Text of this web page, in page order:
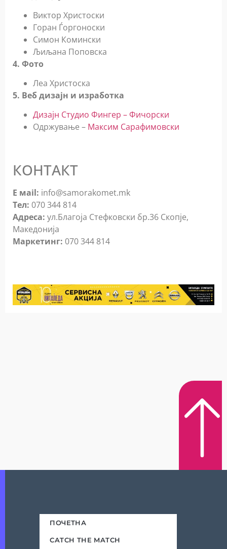
Виктор Христоски
Горан Ѓоргоноски
Симон Комински
Љиљана Поповска
4. Фото
Леа Христоска
5. Веб дизајн и изработка
Дизајн Студио Фингер – Фичорски
Одржување – Максим Сарафимовски
КОНТАКТ
Е мail: info@samorakomet.mk
Тел: 070 344 814
Адреса: ул.Благоја Стефковски бр.36 Скопје,
Македонија
Mаркетинг: 070 344 814
ПОЧЕТНА
CATCH THE MATCH